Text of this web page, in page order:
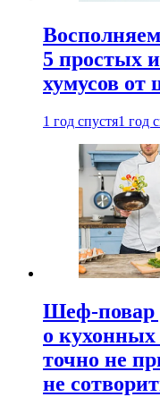
5 простых
хумусов от
1 год спустя1 год
Шеф-повар
о кухонных
точно не
не